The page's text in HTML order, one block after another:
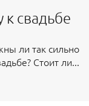
к свадьбе
ли так сильно
Стоит ли...